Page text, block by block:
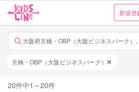
新規登
大阪府京橋・OBP（大阪ビジネスパーク）
京橋・OBP（大阪ビジネスパーク）
20件中1 ～20件